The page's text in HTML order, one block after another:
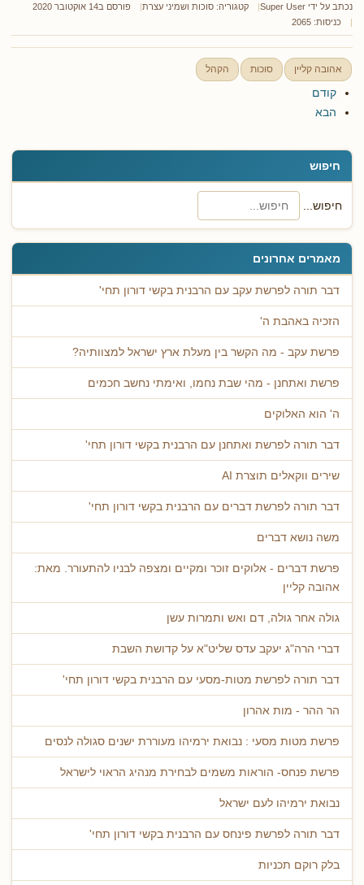
חיפוש
חיפוש...
מאמרים אחרונים
דבר תורה לפרשת עקב עם הרבנית בקשי דורון תחי'
הזכיה באהבת ה'
פרשת עקב - מה הקשר בין מעלת ארץ ישראל למצוותיה?
פרשת ואתחנן - מהי שבת נחמו, ואימתי נחשב חכמים
ה' הוא האלוקים
דבר תורה לפרשת ואתחנן עם הרבנית בקשי דורון תחי'
שירים ווקאלים תוצרת AI
דבר תורה לפרשת דברים עם הרבנית בקשי דורון תחי'
משה נושא דברים
פרשת דברים - אלוקים זוכר ומקיים ומצפה לבניו להתעורר. מאת:
אהובה קליין
גולה אחר גולה, דם ואש ותמרות עשן
דברי הרה"ג יעקב עדס שליט"א על קדושת השבת
דבר תורה לפרשת מטות-מסעי עם הרבנית בקשי דורון תחי'
הר ההר - מות אהרון
פרשת מטות מסעי : נבואת ירמיהו מעוררת ישנים סגולה לנסים
פרשת פנחס- הוראות משמים לבחירת מנהיג הראוי לישראל
נבואת ירמיהו לעם ישראל
דבר תורה לפרשת פינחס עם הרבנית בקשי דורון תחי'
בלק רוקם תכניות
נכתב על ידי Super User קטגוריה: סוכות ושמיני עצרת
פורסם ב14 אוקטובר 2020
כניסות: 2065
אהובה קליין סוכות הקהל
קודם
הבא